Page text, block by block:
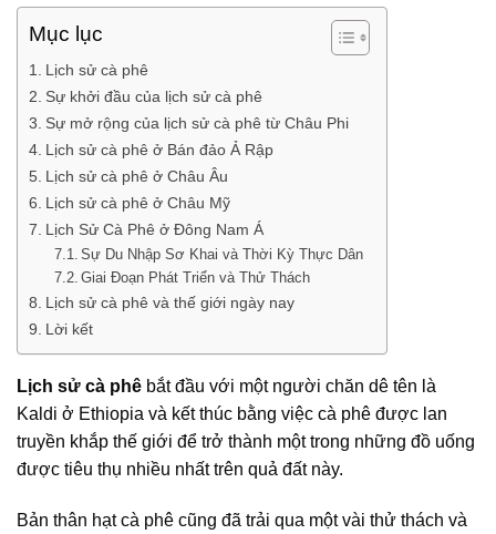
Mục lục
Lịch sử cà phê
Sự khởi đầu của lịch sử cà phê
Sự mở rộng của lịch sử cà phê từ Châu Phi
Lịch sử cà phê ở Bán đảo Ả Rập
Lịch sử cà phê ở Châu Âu
Lịch sử cà phê ở Châu Mỹ
Lịch Sử Cà Phê ở Đông Nam Á
Sự Du Nhập Sơ Khai và Thời Kỳ Thực Dân
Giai Đoạn Phát Triển và Thử Thách
Lịch sử cà phê và thế giới ngày nay
Lời kết
Lịch sử cà phê bắt đầu với một người chăn dê tên là
Kaldi ở Ethiopia và kết thúc bằng việc cà phê được lan
truyền khắp thế giới để trở thành một trong những đồ uống
được tiêu thụ nhiều nhất trên quả đất này.
Bản thân hạt cà phê cũng đã trải qua một vài thử thách và